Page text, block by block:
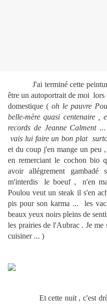
J'ai terminé cette peinture
être un autoportrait de moi lors
domestique ( oh le pauvre
belle-mère quasi centenaire ,
records de Jeanne Calment
vais lui faire un bon plat
et du coup j'en mange un peu
en remerciant le cochon bio
avoir allégrement
m'interdis le boeuf , n'en
Poulou veut un steak il s'en
pis pour son karma ... les
beaux yeux noirs pleins de
les prairies de l'Aubrac . Je me
cuisiner ... )
Et cette nuit , c'est drôle ,